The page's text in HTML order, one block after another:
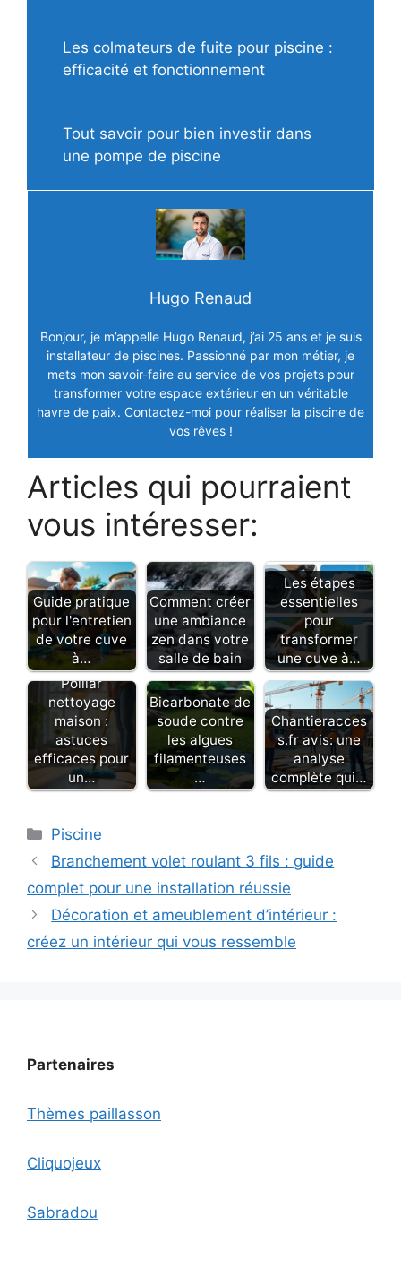
Les colmateurs de fuite pour piscine :
efficacité et fonctionnement
Tout savoir pour bien investir dans
une pompe de piscine
Hugo Renaud
Bonjour, je m’appelle Hugo Renaud, j’ai 25 ans et je suis
installateur de piscines. Passionné par mon métier, je
mets mon savoir-faire au service de vos projets pour
transformer votre espace extérieur en un véritable
havre de paix. Contactez-moi pour réaliser la piscine de
vos rêves !
Articles qui pourraient
vous intéresser:
Guide pratique
pour l'entretien
de votre cuve
à…
Comment créer
une ambiance
zen dans votre
salle de bain
Les étapes
essentielles
pour
transformer
une cuve à…
Polilar
nettoyage
maison :
astuces
efficaces pour
un…
Bicarbonate de
soude contre
les algues
filamenteuses
…
Chantieracces
s.fr avis: une
analyse
complète qui…
Catégories
Piscine
Branchement volet roulant 3 fils : guide
complet pour une installation réussie
Décoration et ameublement d’intérieur :
créez un intérieur qui vous ressemble
Partenaires
Thèmes paillasson
Cliquojeux
Sabradou